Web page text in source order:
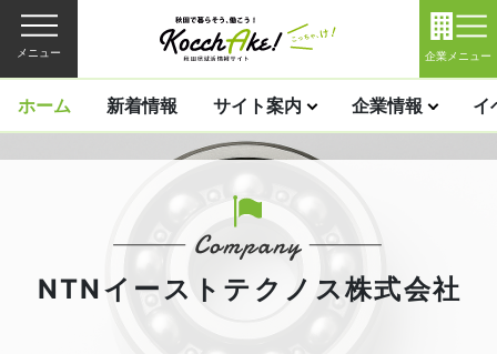
メニュー 企業メニュー
ホーム 新着情報 サイト案内 企業情報 イ
NTNイーストテクノス株式会社